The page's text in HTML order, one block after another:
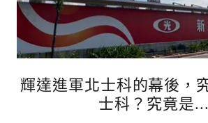
輝達進軍北士科的幕後，
士科？究竟是